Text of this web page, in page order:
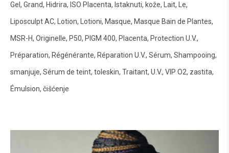
Gel Grand Hidrira ISO Placenta Istaknuti kože Lait Le
Liposculpt AC Lotion Lotioni Masque Masque Bain de Plantes
MSR-H Originelle P50 PIGM 400 Placenta Protection U.V.
Préparation Régénérante Réparation U.V. Sérum Shampooing
smanjuje Sérum de teint toleskin Traitant U.V. VIP O2 zastita
Émulsion čišćenje